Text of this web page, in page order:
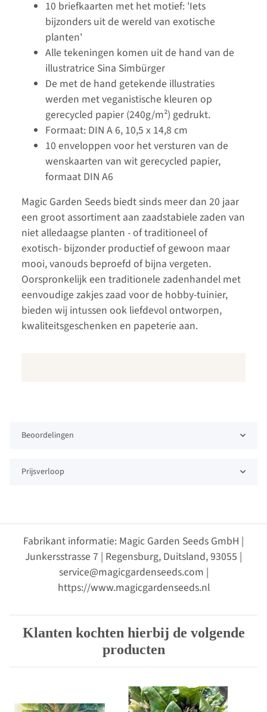
10 briefkaarten met het motief: 'Iets
bijzonders uit de wereld van exotische
planten'
Alle tekeningen komen uit de hand van de
illustratrice Sina Simbürger
De met de hand getekende illustraties
werden met veganistische kleuren op
gerecycled papier (240g/m²) gedrukt.
Formaat: DIN A 6, 10,5 x 14,8 cm
10 enveloppen voor het versturen van de
wenskaarten van wit gerecycled papier,
formaat DIN A6
Magic Garden Seeds biedt sinds meer dan 20 jaar
een groot assortiment aan zaadstabiele zaden van
niet alledaagse planten - of traditioneel of
exotisch- bijzonder productief of gewoon maar
mooi, vanouds beproefd of bijna vergeten.
Oorspronkelijk een traditionele zadenhandel met
eenvoudige zakjes zaad voor de hobby-tuinier,
bieden wij intussen ook liefdevol ontworpen,
kwaliteitsgeschenken en papeterie aan.
Beoordelingen
Prijsverloop
Fabrikant informatie: Magic Garden Seeds GmbH |
Junkersstrasse 7 | Regensburg, Duitsland, 93055 |
service@magicgardenseeds.com |
https://www.magicgardenseeds.nl
Klanten kochten hierbij de volgende
producten